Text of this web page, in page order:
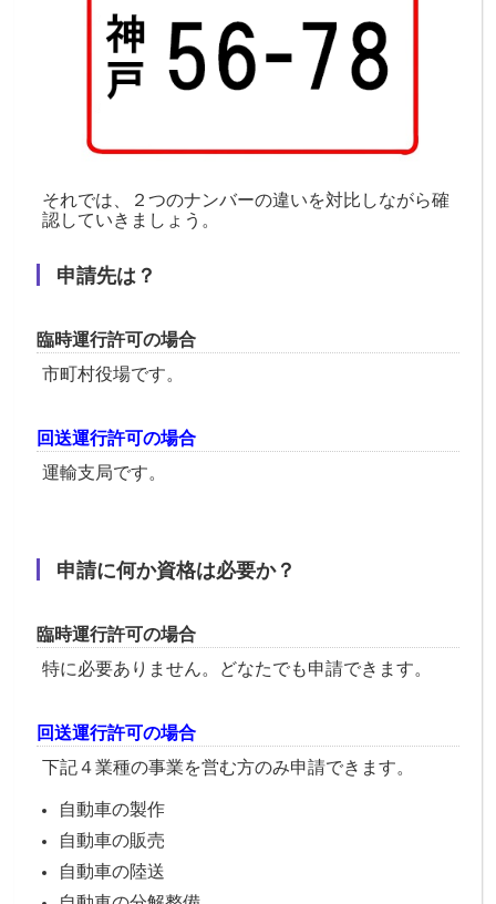
それでは、２つのナンバーの違いを対比しながら確
認していきましょう。
申請先は？
臨時運行許可の場合
市町村役場です。
回送運行許可の場合
運輸支局です。
申請に何か資格は必要か？
臨時運行許可の場合
特に必要ありません。どなたでも申請できます。
回送運行許可の場合
下記４業種の事業を営む方のみ申請できます。
自動車の製作
自動車の販売
自動車の陸送